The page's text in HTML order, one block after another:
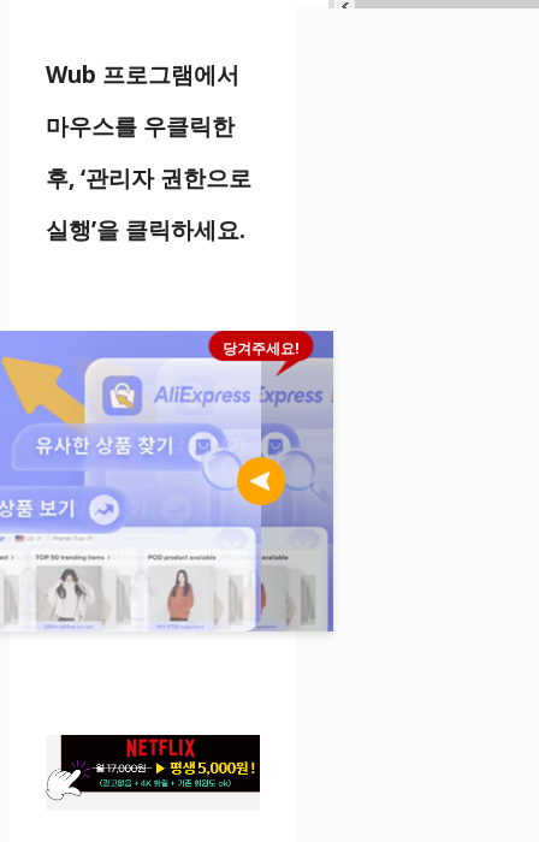
Wub 프로그램에서
마우스를 우클릭한
후, ‘관리자 권한으로
실행’을 클릭하세요.
당겨주세요!